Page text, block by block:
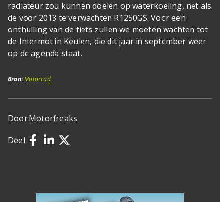
radiateur zou kunnen doelen op waterkoeling, net als
de voor 2013 te verwachten R1250GS. Voor een
onthulling van de fiets zullen we moeten wachten tot
de Intermot in Keulen, die dit jaar in september weer
op de agenda staat.
Bron:Motorrad
Door:Motorfreaks
Deel